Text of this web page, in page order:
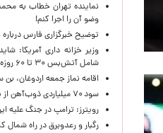
نماینده تهران خطاب به
وضو آن را اجرا کنم!
توضیح خبرگزاری فارس
وزیر خزانه داری آمریکا:
شامل آتش‌بس ۳۰ تا ۶۰ روزه باشیم
اقامه نماز جمعه اردوغان،
سود ۷۰ میلیاردی ذوب‌آهن از یک انتقال عجیب
رویترز: ترامپ در جنگ علیه ایران بر سر ۲ راهی
رگبار و رعدوبرق در راه